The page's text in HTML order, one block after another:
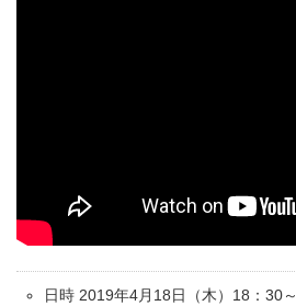
日時 2019年4月18日（木）18：30～